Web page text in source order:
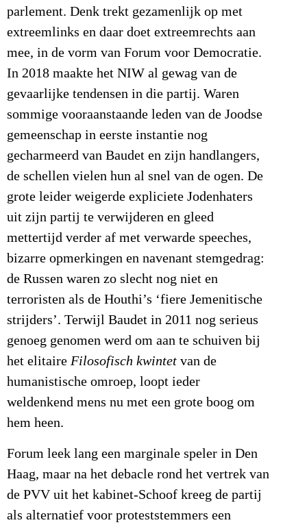
parlement. Denk trekt gezamenlijk op met
extreemlinks en daar doet extreemrechts aan
mee, in de vorm van Forum voor Democratie.
In 2018 maakte het NIW al gewag van de
gevaarlijke tendensen in die partij. Waren
sommige vooraanstaande leden van de Joodse
gemeenschap in eerste instantie nog
gecharmeerd van Baudet en zijn handlangers,
de schellen vielen hun al snel van de ogen. De
grote leider weigerde expliciete Jodenhaters
uit zijn partij te verwijderen en gleed
mettertijd verder af met verwarde speeches,
bizarre opmerkingen en navenant stemgedrag:
de Russen waren zo slecht nog niet en
terroristen als de Houthi’s ‘fiere Jemenitische
strijders’. Terwijl Baudet in 2011 nog serieus
genoeg genomen werd om aan te schuiven bij
het elitaire Filosofisch kwintet van de
humanistische omroep, loopt ieder
weldenkend mens nu met een grote boog om
hem heen.
Forum leek lang een marginale speler in Den
Haag, maar na het debacle rond het vertrek van
de PVV uit het kabinet-Schoof kreeg de partij
als alternatief voor proteststemmers een